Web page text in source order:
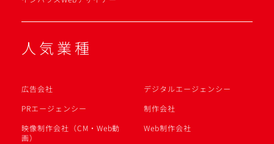
人気業種
広告会社
デジタルエージェンシー
PRエージェンシー
制作会社
映像制作会社（CM・Web動
画）
Web制作会社